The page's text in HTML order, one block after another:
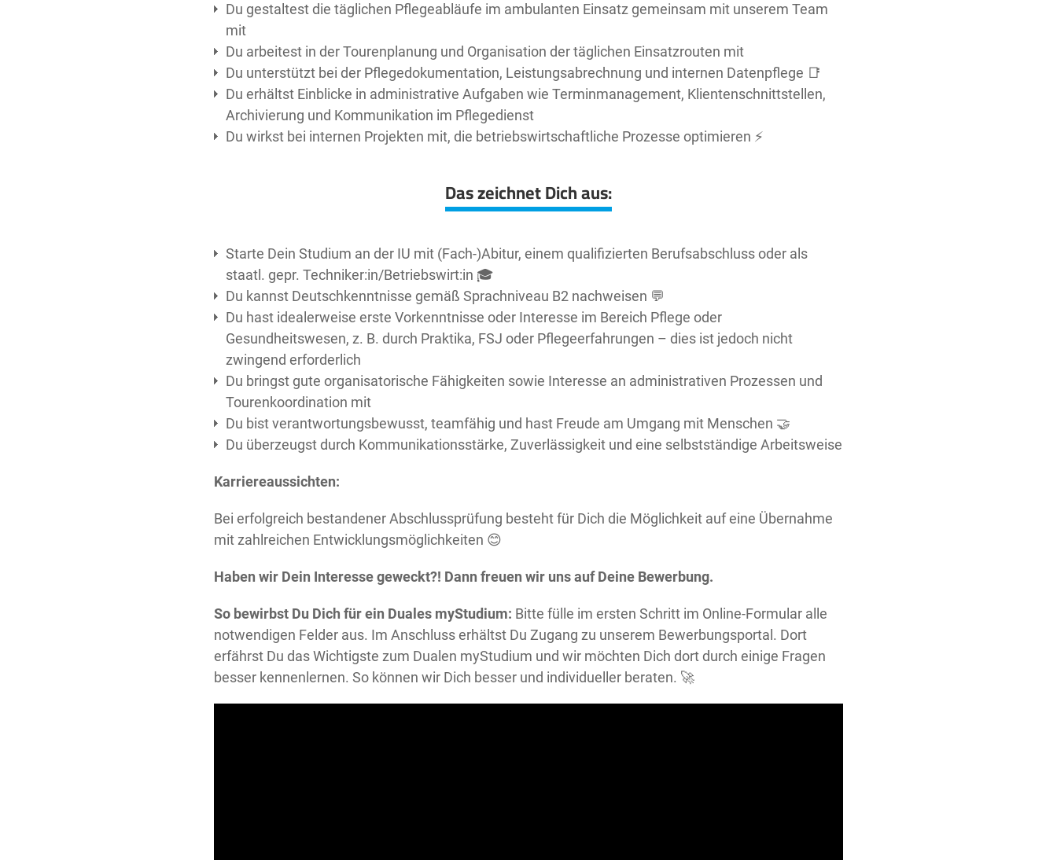
Du gestaltest die täglichen Pflegeabläufe im ambulanten Einsatz gemeinsam mit unserem Team
mit
Du arbeitest in der Tourenplanung und Organisation der täglichen Einsatzrouten mit
Du unterstützt bei der Pflegedokumentation, Leistungsabrechnung und internen Datenpflege 📑
Du erhältst Einblicke in administrative Aufgaben wie Terminmanagement, Klientenschnittstellen,
Archivierung und Kommunikation im Pflegedienst
Du wirkst bei internen Projekten mit, die betriebswirtschaftliche Prozesse optimieren ⚡️
Das zeichnet Dich aus:
Starte Dein Studium an der IU mit (Fach-)Abitur, einem qualifizierten Berufsabschluss oder als
staatl. gepr. Techniker:in/Betriebswirt:in 🎓
Du kannst Deutschkenntnisse gemäß Sprachniveau B2 nachweisen 💬
Du hast idealerweise erste Vorkenntnisse oder Interesse im Bereich Pflege oder
Gesundheitswesen, z. B. durch Praktika, FSJ oder Pflegeerfahrungen – dies ist jedoch nicht
zwingend erforderlich
Du bringst gute organisatorische Fähigkeiten sowie Interesse an administrativen Prozessen und
Tourenkoordination mit
Du bist verantwortungsbewusst, teamfähig und hast Freude am Umgang mit Menschen 🤝
Du überzeugst durch Kommunikationsstärke, Zuverlässigkeit und eine selbstständige Arbeitsweise
Karriereaussichten:
Bei erfolgreich bestandener Abschlussprüfung besteht für Dich die Möglichkeit auf eine Übernahme
mit zahlreichen Entwicklungsmöglichkeiten 😊
Haben wir Dein Interesse geweckt?! Dann freuen wir uns auf Deine Bewerbung.
So bewirbst Du Dich für ein Duales myStudium: Bitte fülle im ersten Schritt im Online-Formular alle
notwendigen Felder aus. Im Anschluss erhältst Du Zugang zu unserem Bewerbungsportal. Dort
erfährst Du das Wichtigste zum Dualen myStudium und wir möchten Dich dort durch einige Fragen
besser kennenlernen. So können wir Dich besser und individueller beraten. 🚀